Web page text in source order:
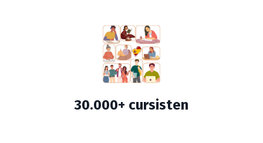
30.000+ cursisten